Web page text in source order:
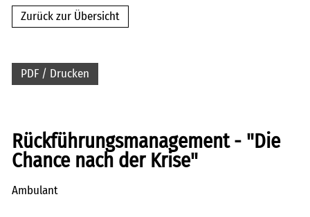
hilfen/leistung
sportmentoring
karriere
kontakt
Zurück zur Übersicht
PDF / Drucken
Rückführungsmanagement - "Die
Chance nach der Krise"
Ambulant